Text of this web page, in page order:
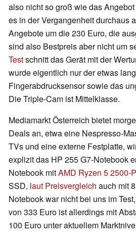
also nicht so groß wie das
es in der Vergangenheit durchaus
Angebote um die 230 Euro, die
sind also Bestpreis aber nicht um
Testschnitt das Gerät mit der
wurde eigentlich nur der etwas
Fingerabdrucksensor sowie das
Die Triple-Cam ist Mittelklasse.
Mediamarkt Österreich bietet
Deals an, etwa eine Nespresso-
TVs und eine externe Festplatte,
explizit das HP 255 G7-Notebook
Notebook mitAMD Ryzen 5 2500-
SSD, laut Preisvergleich auch mit
Notebook war nicht bei uns im
von 333 Euro ist allerdings mit
100 Euro unter aktuellem